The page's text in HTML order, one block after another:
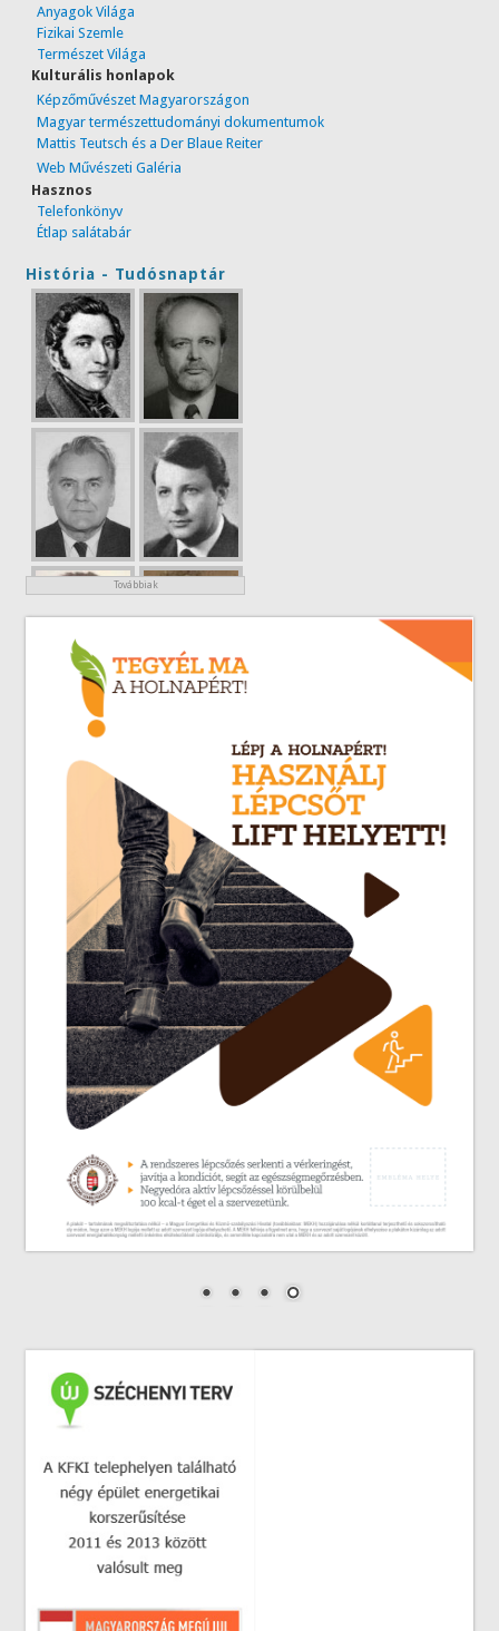
Anyagok Világa
Fizikai Szemle
Természet Világa
Kulturális honlapok
Képzőművészet Magyarországon
Magyar természettudományi dokumentumok
Mattis Teutsch és a Der Blaue Reiter
Web Művészeti Galéria
Hasznos
Telefonkönyv
Étlap salátabár
História - Tudósnaptár
Továbbiak